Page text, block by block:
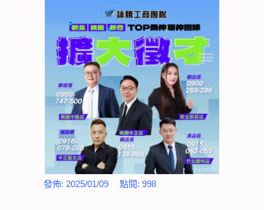
發佈: 2025/01/09 點閱: 998